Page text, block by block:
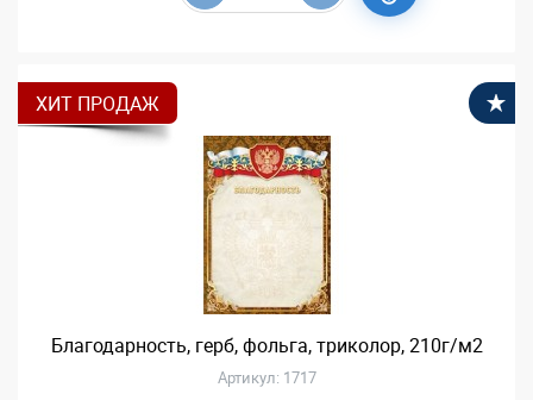
ХИТ ПРОДАЖ
Благодарность, герб, фольга, триколор, 210г/м2
Артикул: 1717